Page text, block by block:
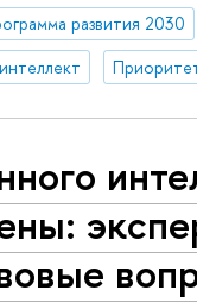
развития 2030